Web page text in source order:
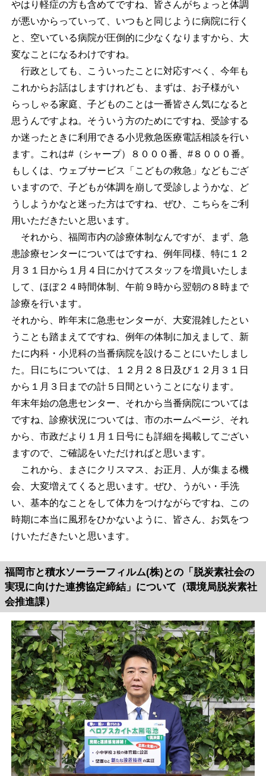
やはり軽症の方も含めてですね、皆さんがちょっと体調
が悪いからっていって、いつもと同じように病院に行く
と、空いている病院が圧倒的に少なくなりますから、大
変なことになるわけですね。
行政としても、こういったことに対応すべく、今年も
これからお話はしますけれども、まずは、お子様がい
らっしゃる家庭、子どものことは一番皆さん気になると
思うんですよね。そういう方のためにですね、受診する
か迷ったときに利用できる小児救急医療電話相談を行い
ます。これは#（シャープ）８０００番、#８０００番。
もしくは、ウェブサービス「こどもの救急」などもござ
いますので、子どもが体調を崩して受診しようかな、ど
うしようかなと迷った方はですね、ぜひ、こちらをご利
用いただきたいと思います。
それから、福岡市内の診療体制なんですが、まず、急
患診療センターについてはですね、例年同様、特に１２
月３１日から１月４日にかけてスタッフを増員いたしま
して、ほぼ２４時間体制、午前９時から翌朝の８時まで
診療を行います。
それから、昨年末に急患センターが、大変混雑したとい
うことも踏まえてですね、例年の体制に加えまして、新
たに内科・小児科の当番病院を設けることにいたしまし
た。日にちについては、１２月２８日及び１２月３１日
から１月３日までの計５日間ということになります。
年末年始の急患センター、それから当番病院については
ですね、診療状況については、市のホームページ、それ
から、市政だより１月１日号にも詳細を掲載してござい
ますので、ご確認をいただければと思います。
これから、まさにクリスマス、お正月、人が集まる機
会、大変増えてくると思います。ぜひ、うがい・手洗
い、基本的なことをして体力をつけながらですね、この
時期に本当に風邪をひかないように、皆さん、お気をつ
けいただきたいと思います。
福岡市と積水ソーラーフィルム(株)との「脱炭素社会の
実現に向けた連携協定締結」について（環境局脱炭素社
会推進課）